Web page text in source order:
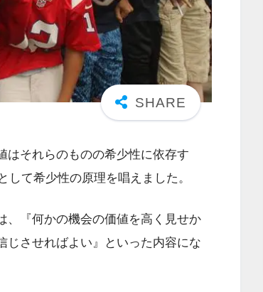
はそれらのものの希少性に依存す
て希少性の原理を唱えました。
、『何かの機会の価値を高く見せか
じさせればよい』といった内容にな